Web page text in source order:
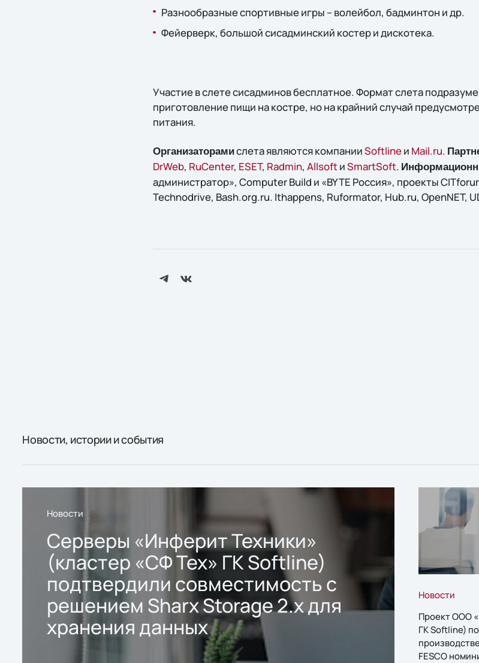
Разнообразные спортивные игры – волейбол, бадминтон и др.
Фейерверк, большой сисадминский костер и дискотека.
Участие в слете сисадминов бесплатное. Формат слета
приготовление пищи на костре, но на крайний случай
питания.
Организаторамислета являются компанииSoftlineи Mail.ru.
DrWeb, RuCenter, ESET, Radmin, AllsoftиSmartSoft.
администратор», Computer Build и «BYTE Россия», проекты
Technodrive, Bash.org.ru. Ithappens, Ruformator, Hub.ru, OpenNET,
Новости, истории и события
Новости
Серверы «Инферит Техники»
(кластер «СФ Тех» ГК Softline)
подтвердили совместимость с
решением Sharx Storage 2.x для
хранения данных
Новости
Проект ООО
ГК Softline)
FESCO